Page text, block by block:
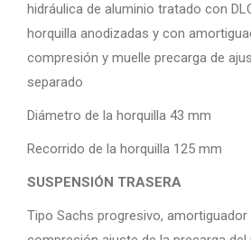
hidráulica de aluminio tratado con
horquilla anodizadas y con
compresión y muelle precarga de
separado
Diámetro de la horquilla 43 mm
Recorrido de la horquilla 125 mm
SUSPENSIÓN TRASERA
Tipo Sachs progresivo,